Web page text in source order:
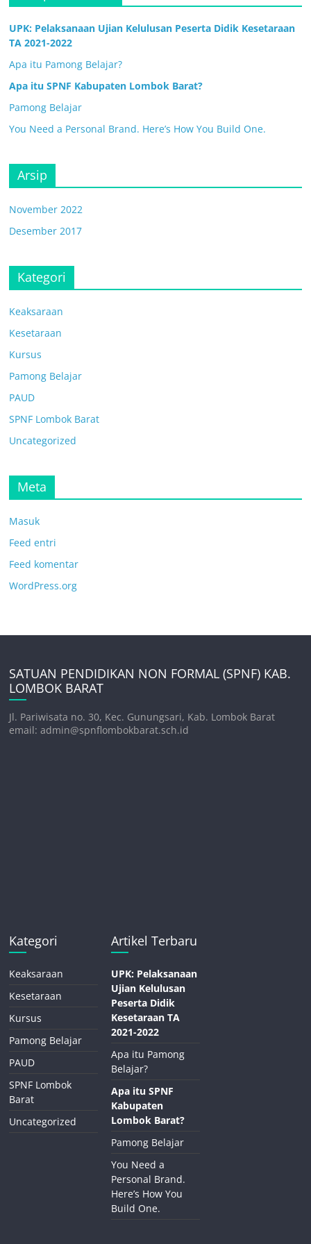
UPK: Pelaksanaan Ujian Kelulusan Peserta Didik Kesetaraan
TA 2021-2022
Apa itu Pamong Belajar?
Apa itu SPNF Kabupaten Lombok Barat?
Pamong Belajar
You Need a Personal Brand. Here’s How You Build One.
Arsip
November 2022
Desember 2017
Kategori
Keaksaraan
Kesetaraan
Kursus
Pamong Belajar
PAUD
SPNF Lombok Barat
Uncategorized
Meta
Masuk
Feed entri
Feed komentar
WordPress.org
SATUAN PENDIDIKAN NON FORMAL (SPNF) KAB.
LOMBOK BARAT
Jl. Pariwisata no. 30, Kec. Gunungsari, Kab. Lombok Barat
email: admin@spnflombokbarat.sch.id
Kategori
Keaksaraan
Kesetaraan
Kursus
Pamong Belajar
PAUD
SPNF Lombok
Barat
Uncategorized
Artikel Terbaru
UPK: Pelaksanaan
Ujian Kelulusan
Peserta Didik
Kesetaraan TA
2021-2022
Apa itu Pamong
Belajar?
Apa itu SPNF
Kabupaten
Lombok Barat?
Pamong Belajar
You Need a
Personal Brand.
Here’s How You
Build One.